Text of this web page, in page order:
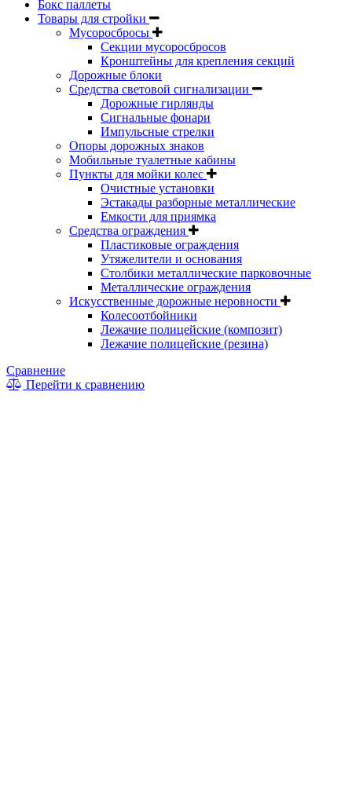
Бокс паллеты
Товары для стройки
Мусоросбросы
Секции мусоросбросов
Кронштейны для крепления секций
Дорожные блоки
Средства световой сигнализации
Дорожные гирлянды
Сигнальные фонари
Импульсные стрелки
Опоры дорожных знаков
Мобильные туалетные кабины
Пункты для мойки колес
Очистные установки
Эстакады разборные металлические
Емкости для приямка
Средства ограждения
Пластиковые ограждения
Утяжелители и основания
Столбики металлические парковочные
Металлические ограждения
Искусственные дорожные неровности
Колесоотбойники
Лежачие полицейские (композит)
Лежачие полицейские (резина)
Сравнение
Перейти к сравнению